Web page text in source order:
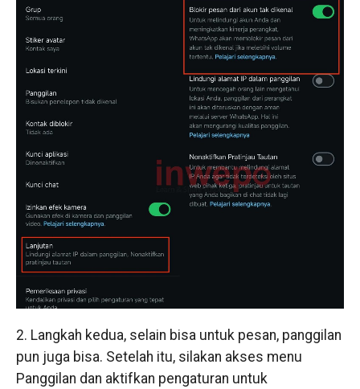
2. Langkah kedua, selain bisa untuk pesan, panggilan
pun juga bisa. Setelah itu, silakan akses menu
Panggilan dan aktifkan pengaturan untuk